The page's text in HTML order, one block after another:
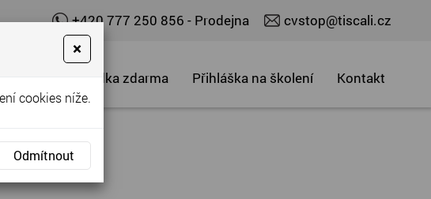
+420 777 250 856 - Prodejna cvstop@tiscali.cz
Nabídka zdarma Přihláška na školení Kontakt
×
cookies níže.
Odmítnout